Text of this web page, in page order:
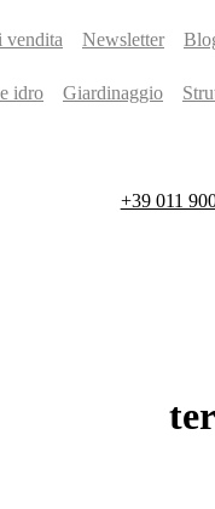
vendita Newsletter
idro Giardinaggio
+39 011